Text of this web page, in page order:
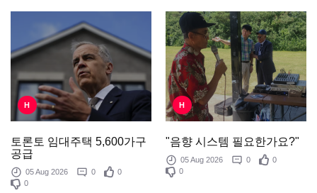
H
토론토 임대주택 5,600가구
공급
05 Aug 2026 0
0
0
H
"음향 시스템 필요한가요?"
05 Aug 2026 0
0
0